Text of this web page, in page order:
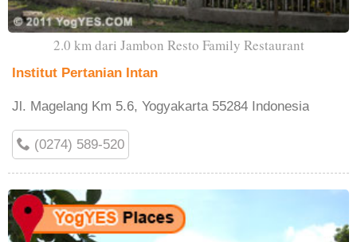
2.0 km dari Jambon Resto Family Restaurant
Institut Pertanian Intan
Jl. Magelang Km 5.6, Yogyakarta 55284 Indonesia
(0274) 589-520